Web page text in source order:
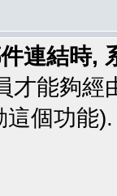
連結時,
才能夠
個功能